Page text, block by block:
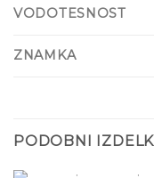
VODOTESNOST
ZNAMKA
PODOBNI IZDELKI